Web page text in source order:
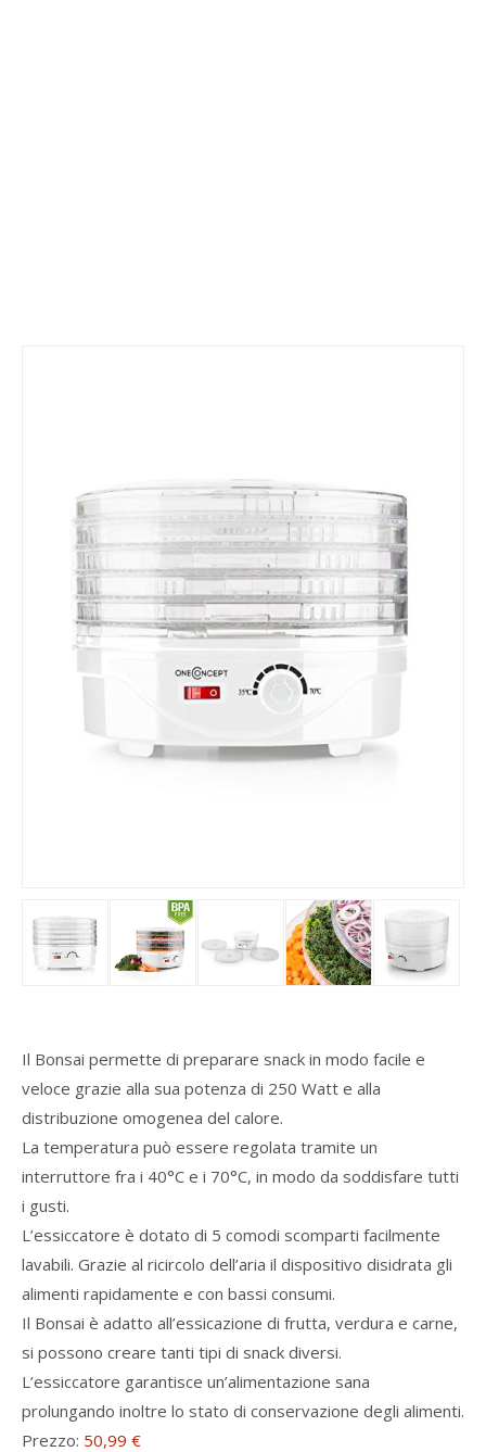
Il Bonsai permette di preparare snack in modo facile e
veloce grazie alla sua potenza di 250 Watt e alla
distribuzione omogenea del calore.
La temperatura può essere regolata tramite un
interruttore fra i 40°C e i 70°C, in modo da soddisfare tutti
i gusti.
L’essiccatore è dotato di 5 comodi scomparti facilmente
lavabili. Grazie al ricircolo dell’aria il dispositivo disidrata gli
alimenti rapidamente e con bassi consumi.
Il Bonsai è adatto all’essicazione di frutta, verdura e carne,
si possono creare tanti tipi di snack diversi.
L’essiccatore garantisce un’alimentazione sana
prolungando inoltre lo stato di conservazione degli alimenti.
Prezzo: 50,99 €